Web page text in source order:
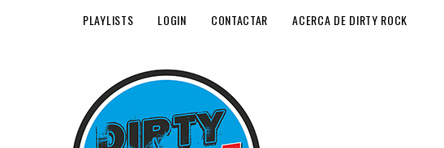
PLAYLISTS LOGIN CONTACTAR ACERCA DE DIRTY ROCK